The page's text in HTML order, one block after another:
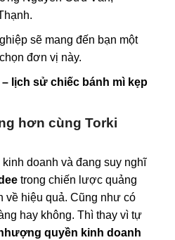
sẽ mang đến bạn một
đơn vị này.
– lịch sử chiếc bánh mì kẹp
hơn cùng Torki
doanh và đang suy nghĩ
trong chiến lược quảng
về hiệu quả. Cũng như có
hay không. Thì thay vì tự
quyền kinh doanh